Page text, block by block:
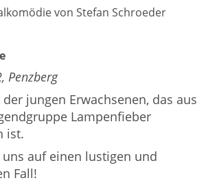
von Stefan Schroeder
Penzberg
jungen Erwachsenen, das aus
Lampenfieber
ist.
auf einen lustigen und
Fall!